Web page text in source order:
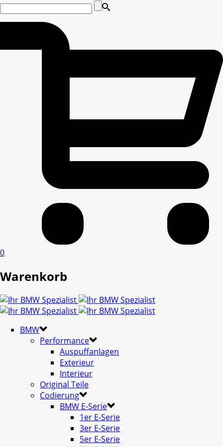
0
Warenkorb
BMW
Performance
Auspuffanlagen
Exterieur
Interieur
Original Teile
Codierung
BMW E-Serie
1er E-Serie
3er E-Serie
5er E-Serie